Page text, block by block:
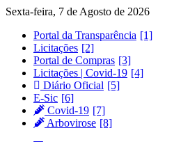
Sexta-feira, 7 de Agosto de 2026
Portal da Transparência
Licitações
Portal de Compras
Licitações | Covid-19
Diário Oficial
E-Sic
Covid-19
Arbovirose